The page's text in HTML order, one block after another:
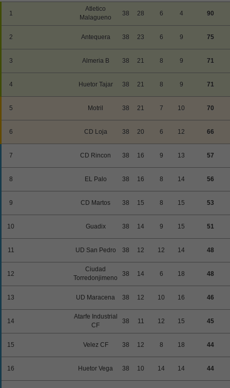
1
Atletico
Malagueno
38 28 6 4 90
2 Antequera 38 23 6 9 75
3 Almeria B 38 21 8 9 71
4 Huetor Tajar 38 21 8 9 71
5 Motril 38 21 7 10 70
6 CD Loja 38 20 6 12 66
7 CD Rincon 38 16 9 13 57
8 EL Palo 38 16 8 14 56
9 CD Martos 38 15 8 15 53
10 Guadix 38 14 9 15 51
11 UD San Pedro 38 12 12 14 48
12
Ciudad
Torredonjimeno
38 14 6 18 48
13 UD Maracena 38 12 10 16 46
14
Atarfe Industrial
CF
38 11 12 15 45
15 Velez CF 38 12 8 18 44
16 Huetor Vega 38 10 14 14 44